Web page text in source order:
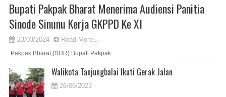
Bupati Pakpak Bharat Menerima Audiensi Panitia
Sinode Sinunu Kerja GKPPD Ke XI
23/03/2024 Read More...
Pakpak Bharat,(SHR) Bupati Pakpak...
Walikota Tanjungbalai Ikuti Gerak Jalan
26/06/2023